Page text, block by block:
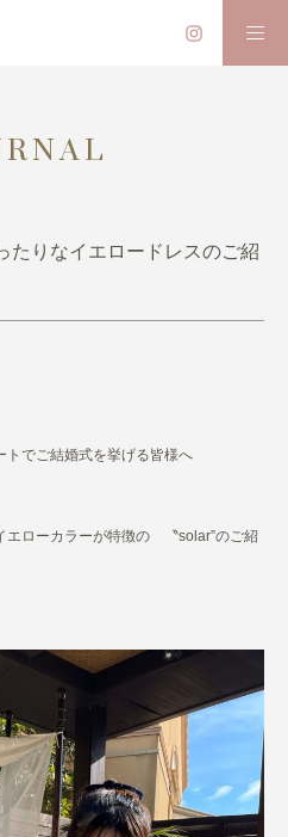
たりなイエロードレスのご紹
トでご結婚式を挙げる皆様へ
エローカラーが特徴の 〝solar”のご紹